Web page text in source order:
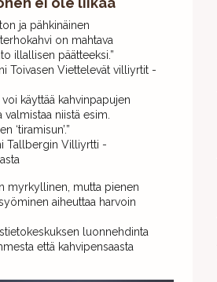
ja pähkinäinen
on mahtava
illallisen päätteeksi.”
Toivasen Viettelevät villiyrtit -
voi käyttää kahvinpapujen
valmistaa niistä esim.
‘tiramisun’.”
Tallbergin Villiyrtti -
myrkyllinen, mutta pienen
aiheuttaa harvoin
luonnehdinta
että kahvipensaasta